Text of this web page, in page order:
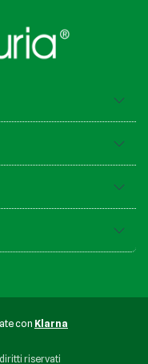
con Klarna
diritti riservati